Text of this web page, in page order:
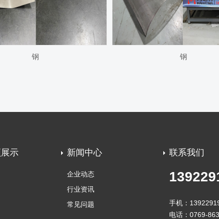
钢 钢
示 新闻中心
企业动态
行业资讯
常见问题
联系我们
手机：
电话：0769-